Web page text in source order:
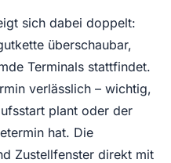
sich dabei doppelt:
überschaubar,
Terminals stattfindet.
verlässlich – wichtig,
plant oder der
hat. Die
Zustellfenster direkt mit